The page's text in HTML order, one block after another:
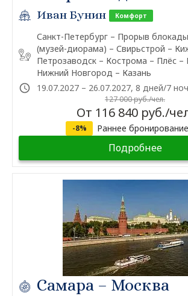
Иван Бунин Комфорт
Санкт-Петербург – Прорыв
(музей-диорама) – Свирьстрой –
Петрозаводск – Кострома – Плёс –
Нижний Новгород – Казань
19.07.2027 – 26.07.2027, 8 дней/7
127 000 руб./чел.
От 116 840 руб./
-8% Раннее
Подробнее
Самара – Москва